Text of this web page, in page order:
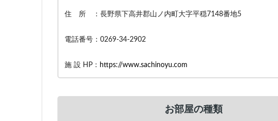
住 所 ：長野県下高井郡山ノ内町大字平穏7148番地5
電話番号：0269-34-2902
施 設 HP： https://www.sachinoyu.com
お部屋の種類